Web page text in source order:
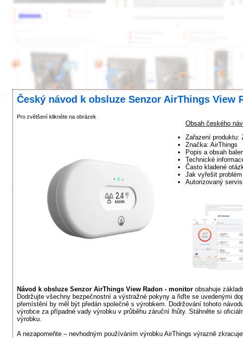
Český návod k obsluze Senzor AirThings
Pro zvětšení klikněte na obrázek
Obsah českého
Zařazení produktu:
Značka: AirThings
Popis a obsah
Technické
Často kladené
Jak vyřešit
Autorizovaný
Návod k obsluze Senzor AirThings View Radon - monitor obsahuje
Dodržujte všechny bezpečnostní a výstražné pokyny a řiďte se uvedenými
přemístění by měl být předán společně s výrobkem. Dodržování tohoto
výrobce za případné vady výrobku v průběhu záruční lhůty. Stáhněte si
výrobku.
A nezapomeňte – nevhodným používáním výrobku AirThings výrazně